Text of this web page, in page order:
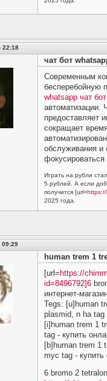
22:18
чат бот
Современным
бесперебойную
whatsapp чат
автоматизации.
предоставляет
сокращает
обслуживания и
Играть на рубли
5 рублей. А если
получится [url=https://
2025 года.
09:29
human trem 1
[url= https://
id=8496792]6
интернет-
Tegs: [u]human
plasmid, n ha tag
[i]human trem 1
tag - купить
[b]human trem 1
myc tag -
6 bromo 2